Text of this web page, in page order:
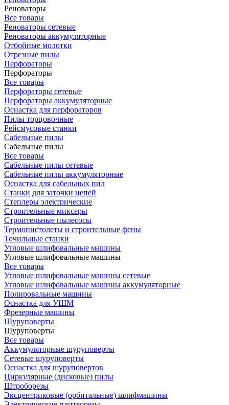
Реноваторы
Все товары
Реноваторы сетевые
Реноваторы аккумуляторные
Отбойные молотки
Отрезные пилы
Перфораторы
Перфораторы
Все товары
Перфораторы сетевые
Перфораторы аккумуляторные
Оснастка для перфораторов
Пилы торцовочные
Рейсмусовые станки
Сабельные пилы
Сабельные пилы
Все товары
Сабельные пилы сетевые
Сабельные пилы аккумуляторные
Оснастка для сабельных пил
Станки для заточки цепей
Степлеры электрические
Строительные миксеры
Строительные пылесосы
Термопистолеты и строительные фены
Точильные станки
Угловые шлифовальные машины
Угловые шлифовальные машины
Все товары
Угловые шлифовальные машины сетевые
Угловые шлифовальные машины аккумуляторные
Полировальные машины
Оснастка для УШМ
Фрезерные машины
Шуруповерты
Шуруповерты
Все товары
Аккумуляторные шуруповерты
Сетевые шуруповерты
Оснастка для шуруповертов
Циркулярные (дисковые) пилы
Штроборезы
Эксцентриковые (орбитальные) шлифмашины